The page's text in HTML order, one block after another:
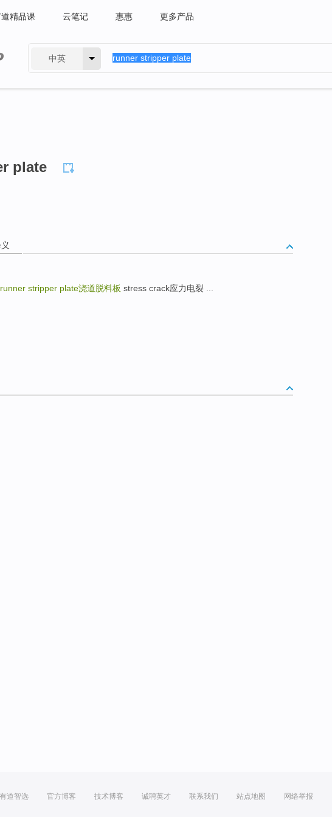
精品课 云笔记 惠惠 更多产品
中英
plate
runner stripper plate浇道脱料板 stress crack应力电裂 ...
有道智选 官方博客 技术博客 诚聘英才 联系我们 站点地图 网络举报